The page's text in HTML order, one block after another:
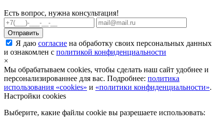
Есть вопрос, нужна консультация!
Я даю согласие на обработку своих персональных данных
и ознакомлен с политикой конфиденциальности
×
Мы обрабатываем cookies, чтобы сделать наш сайт удобнее и
персонализированнее для вас. Подробнее: политика
использования «cookies» и «политики конфиденциальности».
Настройки cookies
Выберите, какие файлы cookie вы разрешаете использовать: